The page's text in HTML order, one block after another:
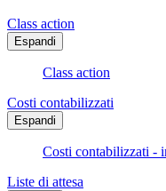
Class action
Espandi
Class action
Costi contabilizzati
Espandi
Costi contabilizzati -
Liste di attesa